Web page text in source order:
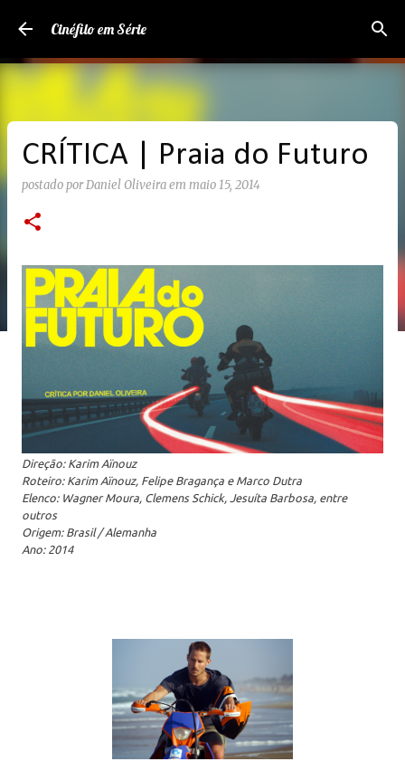
Pular para o conteúdo principal
Cinéfilo em Série
CRÍTICA | Praia do Futuro
postado porDaniel Oliveiraem maio 15, 2014
Direção: Karim Aïnouz
Roteiro: Karim Aïnouz, Felipe Bragança e Marco Dutra
Elenco: Wagner Moura, Clemens Schick, Jesuíta Barbosa, entre
outros
Origem: Brasil / Alemanha
Ano: 2014